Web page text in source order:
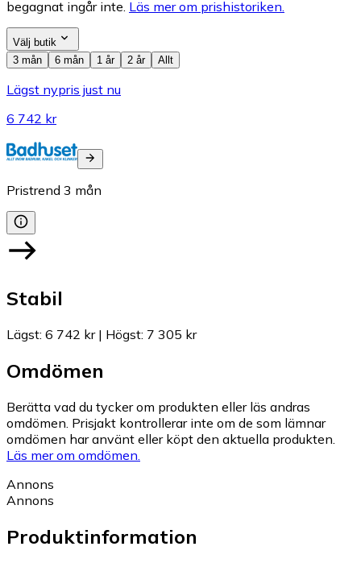
begagnat ingår inte. Läs mer om prishistoriken.
Välj butik
3 mån
6 mån 1 år 2 år Allt
Lägst nypris just nu
6 742 kr
Pristrend 3 mån
Stabil
Lägst: 6 742 kr| Högst: 7 305 kr
Omdömen
Berätta vad du tycker om produkten eller läs andras
omdömen. Prisjakt kontrollerar inte om de som lämnar
omdömen har använt eller köpt den aktuella produkten.
Läs mer om omdömen.
Annons
Annons
Produktinformation